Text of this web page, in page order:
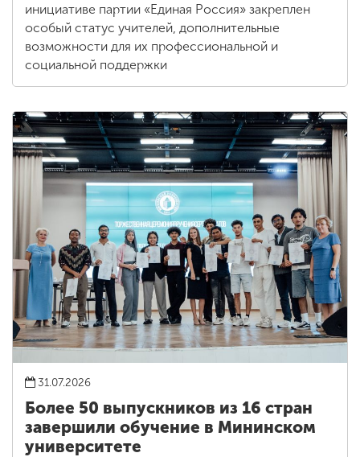
инициативе партии «Единая Россия» закреплен
особый статус учителей, дополнительные
возможности для их профессиональной и
социальной поддержки
31.07.2026
Более 50 выпускников из 16 стран
завершили обучение в Мининском
университете